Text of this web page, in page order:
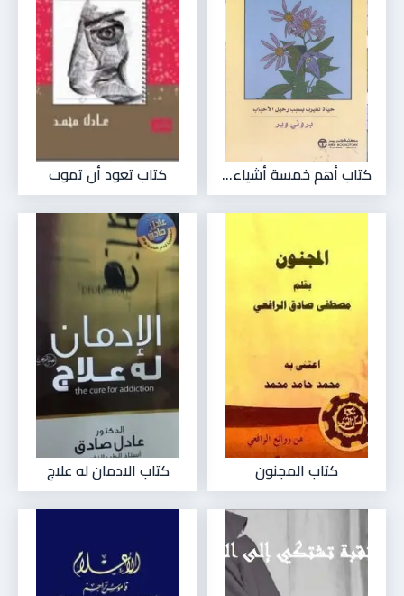
كتاب أهم خمسة أشياء... كتاب تعود أن تموت
كتاب المجنون كتاب الادمان له علاج